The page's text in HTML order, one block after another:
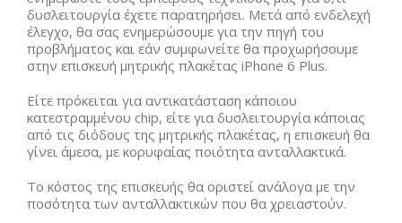
δυσλειτουργία έχετε παρατηρήσει. Μετά από ενδελεχή
έλεγχο, θα σας ενημερώσουμε για την πηγή του
προβλήματος και εάν συμφωνείτε θα προχωρήσουμε
στην επισκευή μητρικής πλακέτας iPhone 6 Plus.
Είτε πρόκειται για αντικατάσταση κάποιου
κατεστραμμένου chip, είτε για δυσλειτουργία κάποιας
από τις διόδους της μητρικής πλακέτας, η επισκευή θα
γίνει άμεσα, με κορυφαίας ποιότητα ανταλλακτικά.
Το κόστος της επισκευής θα οριστεί ανάλογα με την
ποσότητα των ανταλλακτικών που θα χρειαστούν.